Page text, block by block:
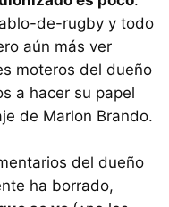
de-rugby y todo
aún más ver
moteros del dueño
a hacer su papel
de Marlon Brando.
del dueño
ha borrado,